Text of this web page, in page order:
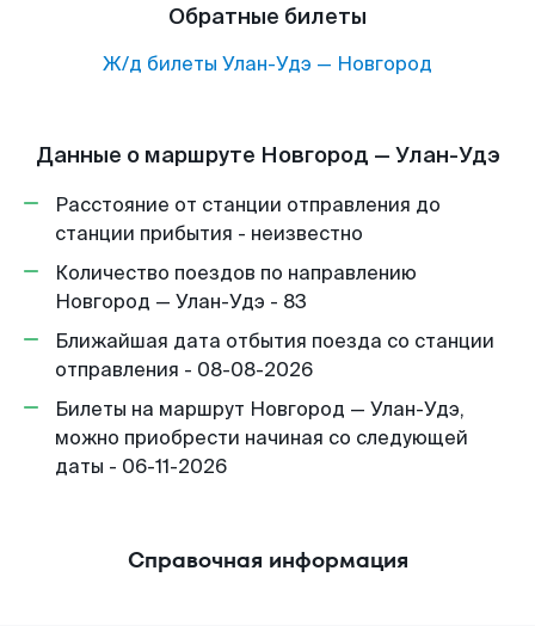
Обратные билеты
Ж/д билеты Улан-Удэ — Новгород
Данные о маршруте Новгород — Улан-Удэ
Расстояние от станции отправления до
станции прибытия - неизвестно
Количество поездов по направлению
Новгород — Улан-Удэ - 83
Ближайшая дата отбытия поезда со станции
отправления - 08-08-2026
Билеты на маршрут Новгород — Улан-Удэ,
можно приобрести начиная со следующей
даты - 06-11-2026
Справочная информация